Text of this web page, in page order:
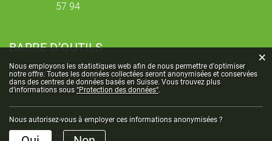
57 94
BARRE D’OUTILS
Site map
Impressum
Mise en garde
© 2026 Le Lieu
Statistiques web
Nous employons les statistiques web afin de nous permettre d'optimiser
notre offre. Toutes les données collectées seront anonymisées et conservées
dans des centres de données basés en Suisse. Vous trouvez plus
d'informations sous “Protection des données“.
Nous autorisez-vous à employer ces informations anonymisées ?
×